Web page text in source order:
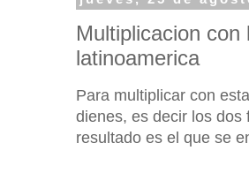
Multiplicacion
latinoamerica
Para multiplicar con
dienes, es decir los dos
resultado es el que se